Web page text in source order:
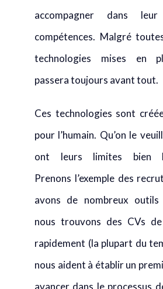
accompagner dans
compétences. Malgré
technologies mises en
passera toujours avant tout.
Ces technologies sont
pour l’humain. Qu’on le
ont leurs limites bien
Prenons l’exemple des
avons de nombreux outils
nous trouvons des CVs
rapidement (la plupart du
nous aident à établir un
avancer dans le processus